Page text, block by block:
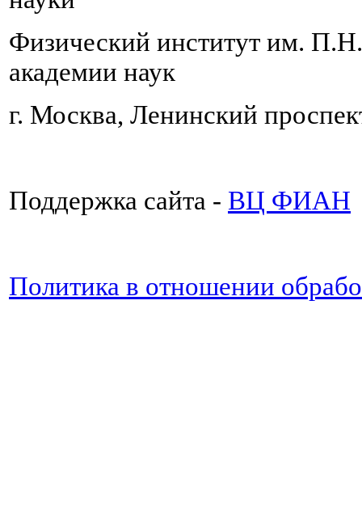
Физический институт им.
академии наук
г. Москва, Ленинский
Поддержка сайта - ВЦ ФИАН
Политика в отношении